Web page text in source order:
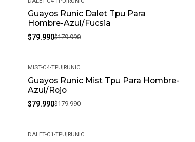
-56%
Guayos Runic Dalet Tpu Para
Hombre-Azul/Fucsia
$79.990$179.990
-56%
MIST-C4-TPU|RUNIC
Guayos Runic Mist Tpu Para Hombre-
Azul/Rojo
$79.990$179.990
DALET-C1-TPU|RUNIC